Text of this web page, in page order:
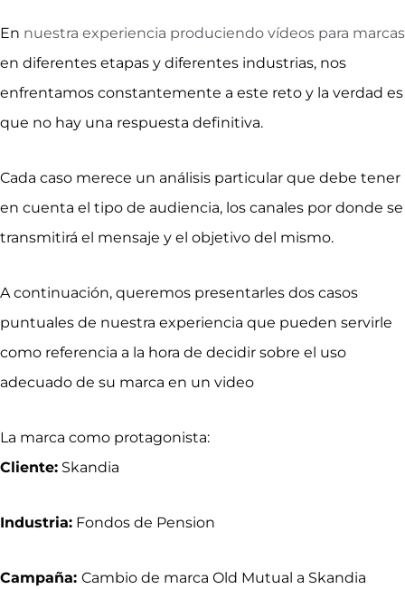
En nuestra experiencia produciendo vídeos para marcas
en diferentes etapas y diferentes industrias, nos
enfrentamos constantemente a este reto y la verdad es
que no hay una respuesta definitiva.
Cada caso merece un análisis particular que debe tener
en cuenta el tipo de audiencia, los canales por donde se
transmitirá el mensaje y el objetivo del mismo.
A continuación, queremos presentarles dos casos
puntuales de nuestra experiencia que pueden servirle
como referencia a la hora de decidir sobre el uso
adecuado de su marca en un video
La marca como protagonista:
Cliente: Skandia
Industria: Fondos de Pension
Campaña: Cambio de marca Old Mutual a Skandia